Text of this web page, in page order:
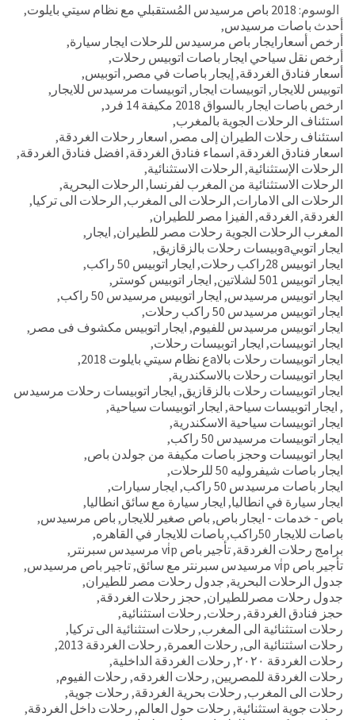
الوسوم: 2018 باص مرسيدس المُستقبلي مع نظام سيتي بايلوت
,
أحدث باصات مرسيدس,
أرخص أسعارايجار باص مرسيدس للرحلات ايجار سيارة,
أرخص نقل سياحي ايجار باصات اتوبيس رحلات,
أسعار فنادق الغردقة, إيجار باصات في مصر , اتوبيس,
اتوبيس للايجار , اتوبيسات ايجار , اتوبيسات مرسيدس للايجار ,
ارخص باصات ايجار بالسواق 2018 مكيفة 14 فرد
,
استئناف الرحلات الجوية بالمغرب,
استئناف رحلات الطيران إلى مصر , اسعار رحلات الغردقة,
اسعار فنادق الغردقة, اسماء فنادق الغردقة, افضل فنادق الغردقة,
الرحلات الإستثنائية, الرحلات الاستثنائية,
الرحلات الاستثنائية من المغرب لفرنسا, الرحلات البحرية,
الرحلات الى الامارات, الرحلات الى المغرب, الرحلات الى تركيا,
الغردقة, الغردقه, الفيزا مصر للطيران,
المغرب الرحلات الجوية رحلات مصر للطيران, ايجار ,
ايجار اتوبيaوبيسات رحلات بالزقازيق
,
ايجار اتوبيس 28راكب رحلات
, ايجار اتوبيس 50 راكب
,
ايجار اتوبيس 501 لشلاتين
, ايجار اتوبيس كوستر ,
ايجار اتوبيس مرسيدس, ايجار اتوبيس مرسيدس 50 راكب
,
ايجار اتوبيس مرسيدس 50 راكب رحلات
,
ايجار اتوبيس مرسيدس للفيوم, ايجار اتوبيس مكشوف فى مصر ,
ايجار اتوبيسات, ايجار اتوبيسات رحلات,
ايجار اتوبيسات رحلات بالاaع نظام سيتي بايلوت 2018
,
ايجار اتوبيسات رحلات بالاسكندرية,
ايجار اتوبيسات رحلات بالزقازيق, ايجار اتوبيسات رحلات مرسيدس
, ايجار اتوبيسات سياحة, ايجار اتوبيسات سياحية,
ايجار اتوبيسات سياحية الاسكندرية,
ايجار اتوبيسات مرسيدس 50 راكب
,
ايجار اتوبيسات وحجز باصات مكيفة من جولدن باص,
ايجار باصات شيفروليه 50 للرحلات
,
ايجار باصات مرسيدس 50 راكب
, ايجار سيارات,
ايجار سيارة في انطاليا, ايجار سيارة مع سائق انطاليا,
باص - خدمات - ايجار باص, باص صغير للايجار , باص مرسيدس,
باصات للايجار 50راكب
, باصات للايجار في القاهره,
برامج رحلات الغردقة,تأجير باص vi̇p مرسيدس سبرنتر
,
تأجير باص vi̇p مرسيدس سبرنتر مع سائق
,تاجير باص مرسيدس,
جدول الرحلات البحرية, جدول رحلات مصر للطيران,
جدول رحلات مصرللطيران, حجز رحلات الغردقة,
حجز فنادق الغردقة, رحلات, رحلات استثنائية,
رحلات استثنائية الى المغرب, رحلات استثنائية الى تركيا,
رحلات اسثتنائية الى, رحلات العمرة, رحلات الغردقة 2013
,
رحلات الغردقة ٢٠٢٠
, رحلات الغردقة الداخلية,
رحلات الغردقة للمصريين, رحلات الغردقه, رحلات الفيوم,
رحلات الى المغرب, رحلات بحرية الغردقة, رحلات جوية,
رحلات جوية استثنائية, رحلات حول العالم, رحلات داخل الغردقة,